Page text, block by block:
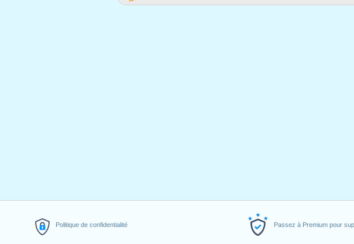
Politique de confidentialité Passez à Premium pour